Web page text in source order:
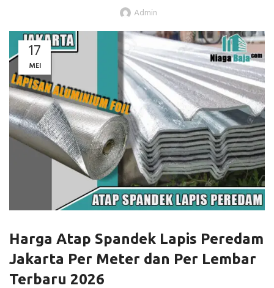
Admin
17
MEI
Harga Atap Spandek Lapis Peredam
Jakarta Per Meter dan Per Lembar
Terbaru 2026